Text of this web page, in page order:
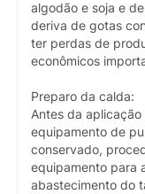
algodão e soja e
deriva de gotas
ter perdas de
econômicos
Preparo da calda:
Antes da aplicação
equipamento de
conservado,
equipamento para
abastecimento do